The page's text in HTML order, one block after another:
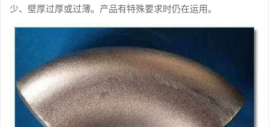
少、壁厚过厚或过薄。产品有特殊要求时仍在运用。